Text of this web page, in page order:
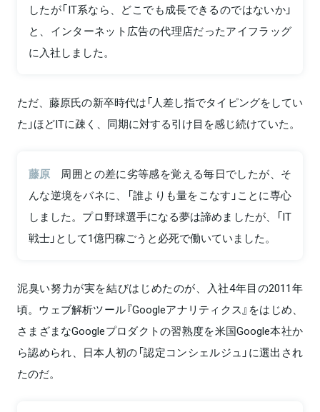
したが「IT系なら、どこでも成長できるのではないか」
と、インターネット広告の代理店だったアイフラッグ
に入社しました。
ただ、藤原氏の新卒時代は「人差し指でタイピングをしてい
た」ほどITに疎く、同期に対する引け目を感じ続けていた。
藤原
周囲との差に劣等感を覚える毎日でしたが、そ
んな逆境をバネに、「誰よりも量をこなす」ことに専心
しました。プロ野球選手になる夢は諦めましたが、「IT
戦士」として1億円稼ごうと必死で働いていました。
泥臭い努力が実を結びはじめたのが、入社4年目の2011年
頃。ウェブ解析ツール『Googleアナリティクス』をはじめ、
さまざまなGoogleプロダクトの習熟度を米国Google本社か
ら認められ、日本人初の「認定コンシェルジュ」に選出され
たのだ。